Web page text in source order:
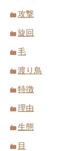
攻撃
旋回
毛
渡り鳥
特徴
理由
生態
目